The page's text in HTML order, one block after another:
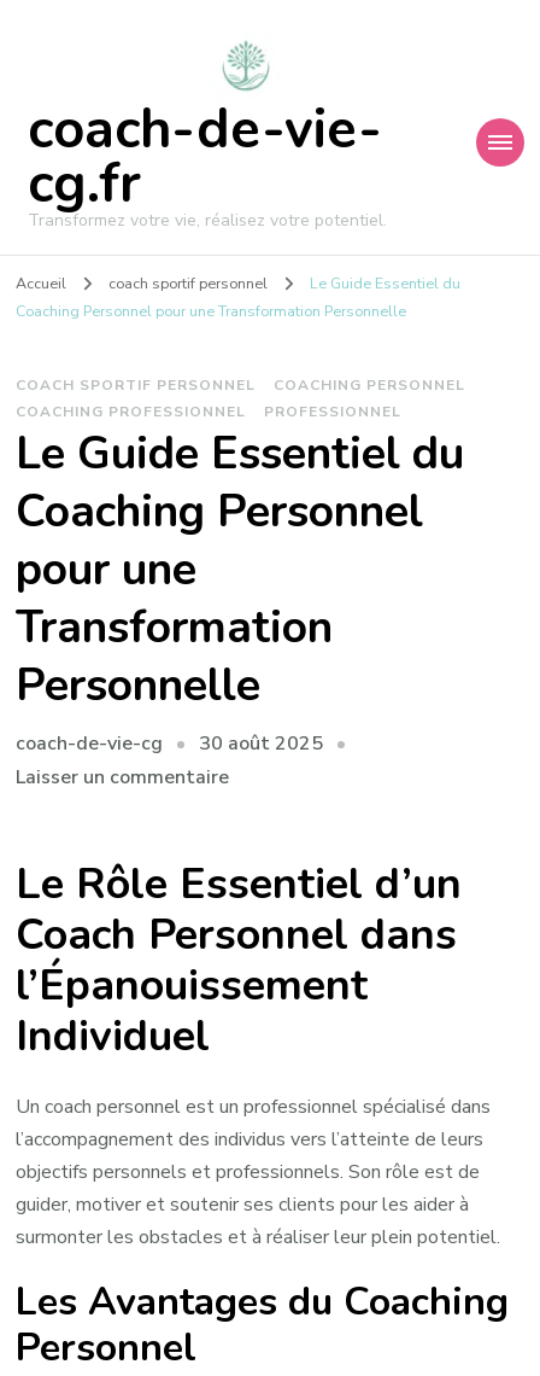
coach-de-vie-
cg.fr
Transformez votre vie, réalisez votre potentiel.
Accueil coach sportif personnel
Le Guide Essentiel du
Coaching Personnel pour une Transformation Personnelle
COACH SPORTIF PERSONNEL
COACHING PERSONNEL
COACHING PROFESSIONNEL
PROFESSIONNEL
Le Guide Essentiel du
Coaching Personnel
pour une
Transformation
Personnelle
coach-de-vie-cg
30 août 2025
Laisser un commentairesur
Essentiel
du
Coaching
Personnel
pour
Personnelle
Le Rôle Essentiel d’un
Coach Personnel dans
l’Épanouissement
Individuel
Un coach personnel est un professionnel spécialisé dans
l’accompagnement des individus vers l’atteinte de leurs
objectifs personnels et professionnels. Son rôle est de
guider, motiver et soutenir ses clients pour les aider à
surmonter les obstacles et à réaliser leur plein potentiel.
Les Avantages du Coaching
Personnel